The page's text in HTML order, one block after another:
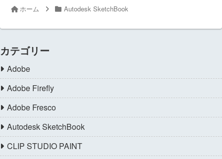
ホーム Autodesk SketchBook
カテゴリー
Adobe
Adobe Firefly
Adobe Fresco
Autodesk SketchBook
CLIP STUDIO PAINT